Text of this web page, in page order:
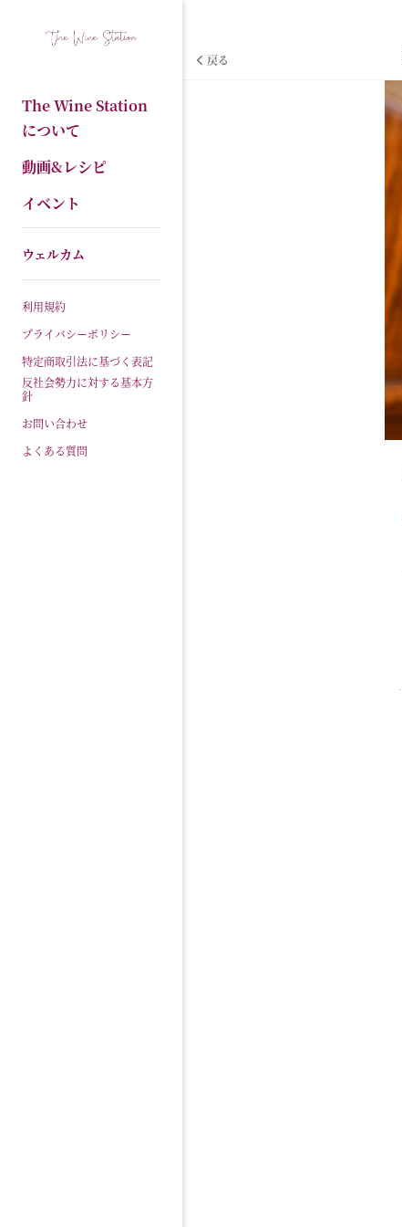
The Wine Station
について
動画&レシピ
イベント
ウェルカム
利用規約
プライバシーポリシー
特定商取引法に基づく表記
反社会勢力に対する基本方
針
お問い合わせ
よくある質問
戻る